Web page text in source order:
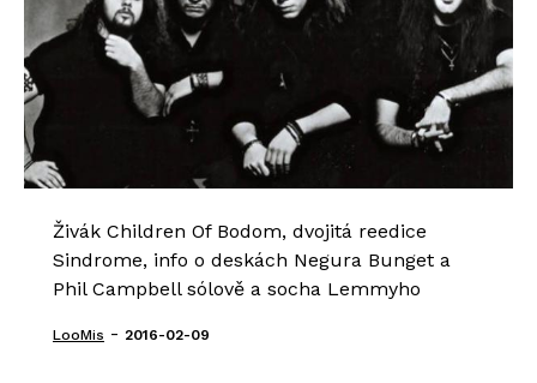
Živák Children Of Bodom, dvojitá reedice
Sindrome, info o deskách Negura Bunget a
Phil Campbell sólově a socha Lemmyho
LooMis - 2016-02-09